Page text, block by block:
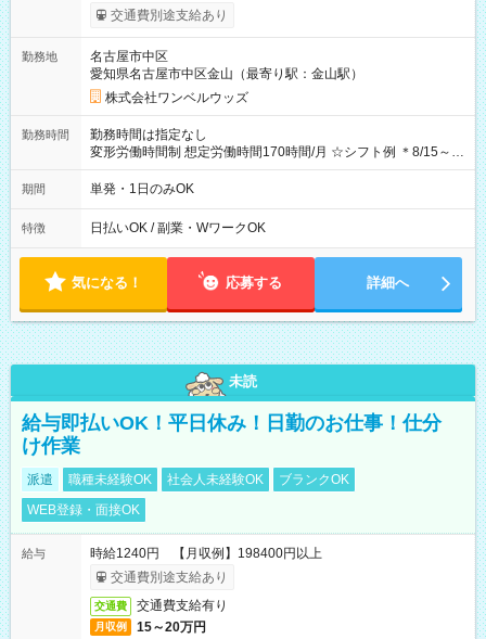
支給！ ※往復500円以内の方は自己負担となります ★日払い
OK！（規定あり） ┗働いたその日に現金GET♪ お仕事後はコン
期間なし
交通費別途支給あり
勤務地
名古屋市中区
愛知県名古屋市中区金山（最寄り駅：金山駅）
株式会社ワンベルウッズ
勤務時間
勤務時間は指定なし
変形労働時間制 想定労働時間170時間/月 ☆シフト例 ＊8/15～
10/26 全日共通 08：00～12：00 17：00～21：00 ＊8/31
～9/19のみ下記シフトもあります！ 12：00～16：00 ＊9/6～
00
期間 単発・1日のみOK
特徴 日払いOK / 副業・WワークOK
気になる！ 応募する 詳細へ
未読
給与即払いOK！平日休み！日勤のお仕事！仕分
け作業
派遣 職種未経験OK 社会人未経験OK
ブランクOK
WEB登録・面接OK
給与
時給1240円 【月収例】198400円以上
交通費別途支給あり
交通費 交通費支給有り
月収例 15～20万円